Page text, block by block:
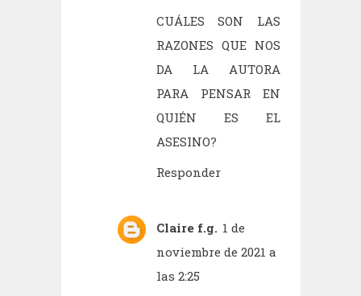
CUÁLES SON LAS
RAZONES QUE NOS
DA LA AUTORA
PARA PENSAR EN
QUIÉN ES EL
ASESINO?
Responder
Claire f.g. 1 de
noviembre de 2021 a
las 2:25